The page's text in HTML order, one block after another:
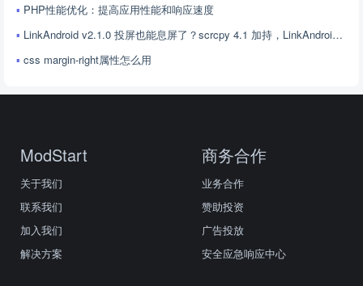
PHP性能优化：提高应用性能和响应速度
LinkAndroid v2.1.0 投屏也能息屏了？scrcpy 4.1 加持，LinkAndroid 让屏幕控制更随心
css margin-right属性怎么用
ModStart
关于我们
联系我们
加入我们
解决方案
商务合作
业务合作
赞助投资
广告投放
安全应急响应中心